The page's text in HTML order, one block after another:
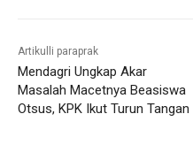
Artikulli paraprak
Mendagri Ungkap Akar
Masalah Macetnya Beasiswa
Otsus, KPK Ikut Turun Tangan